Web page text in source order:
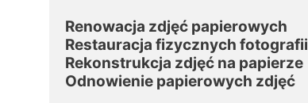
Renowacja zdjęć papierowych
Restauracja fizycznych fotografii
Rekonstrukcja zdjęć na papierze
Odnowienie papierowych zdjęć